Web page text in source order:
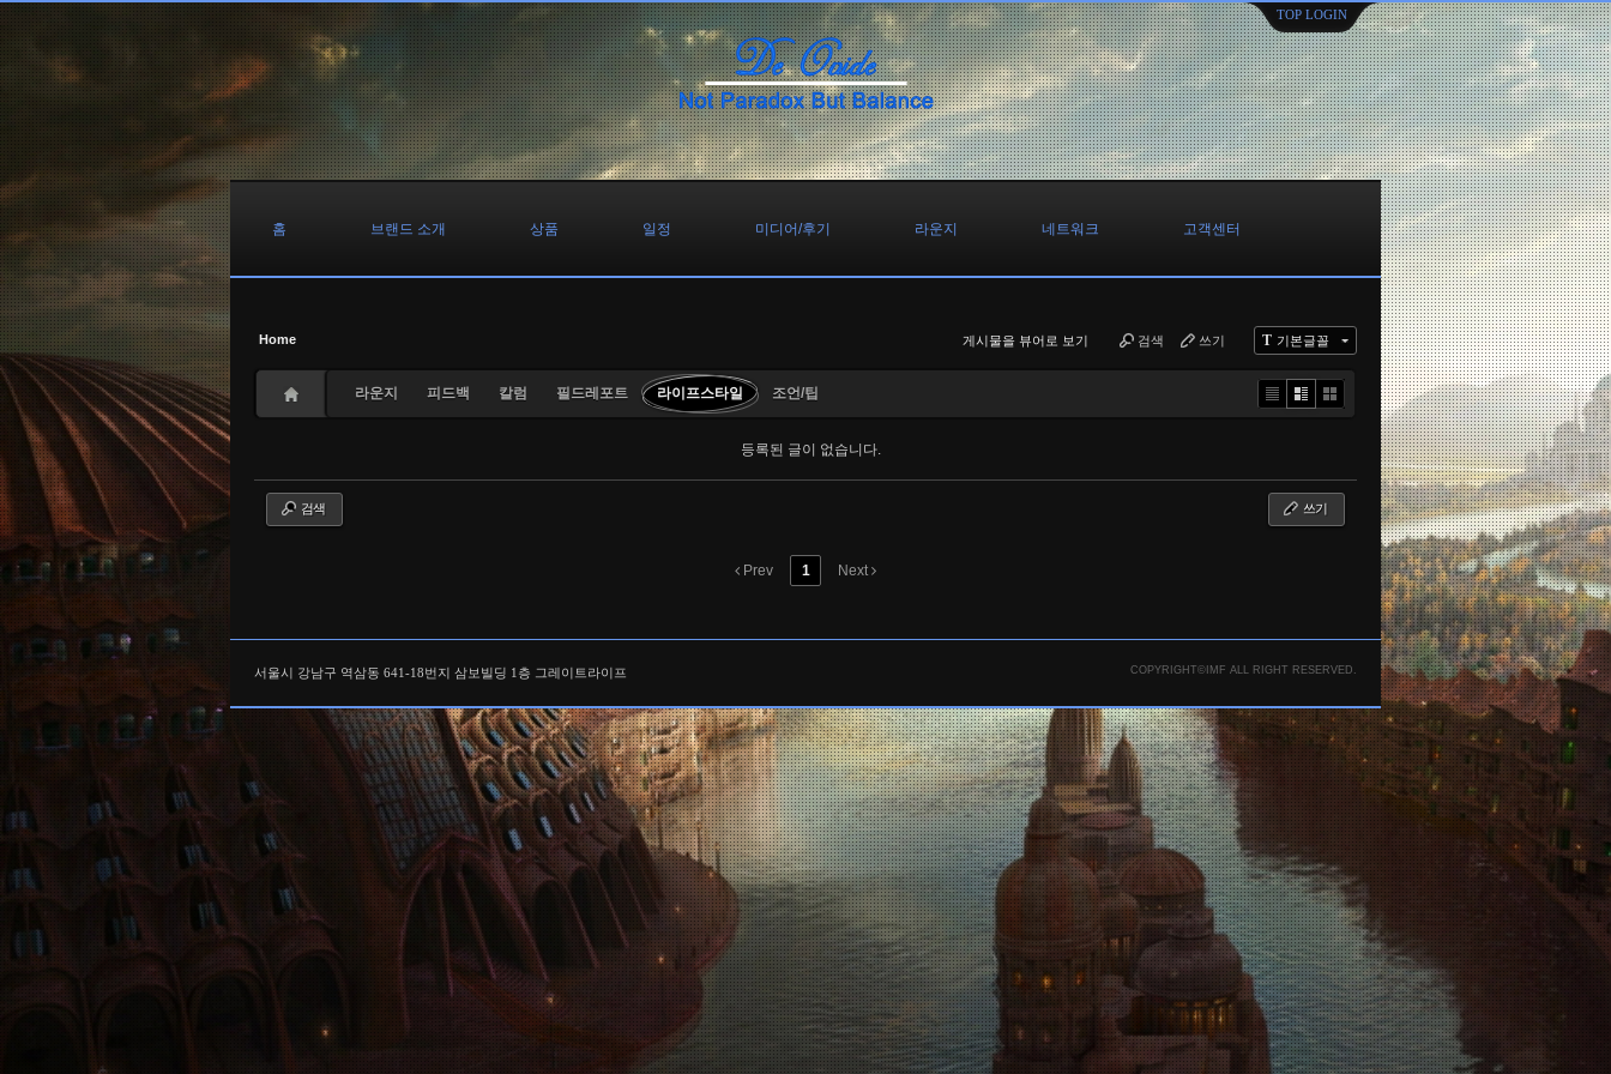
TOP LOGIN
홈 브랜드 소개 상품 일정 미디어/후기 라운지 네트워크 고객센터
Home T 기본글꼴
게시물을 뷰어로 보기 검색 쓰기
라운지 피드백 칼럼 필드레포트 라이프스타일
조언/팁
Li
Zi
G
r
y
등록된 글이 없습니다.
검색 쓰기
Prev 1 Next
서울시 강남구 역삼동 641-18번지 삼보빌딩 1층 그레이트라이프 COPYRIGHT©IMF ALL RIGHT RESERVED.
Sketchbook5, 스케치북5
Sketchbook5, 스케치북5
Sketchbook5, 스케치북5
Sketchbook5, 스케치북5